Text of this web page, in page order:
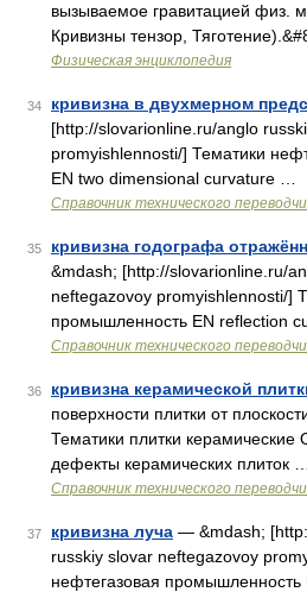
вызываемое гравитацией физ.
Кривизны тензор,
Физическая энциклопедия
34 кривизна в двухмерном
[http://slovarionline.ru/anglo
promyishlennosti/] Тематики
EN two dimensional curvature …
Справочник технического
35 кривизна годографа
&mdash; [http://slovarionline.ru/
neftegazovoy promyishlennosti/]
промышленность EN reflection
Справочник технического
36 кривизна керамической
поверхности плитки от
Тематики плитки
дефекты керамических плиток …
Справочник технического
37 кривизна луча — &mdash;
russkiy slovar neftegazovoy
нефтегазовая